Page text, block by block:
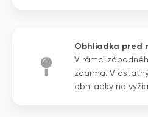
Obhliadka pred
V rámci
zdarma. V
obhliadky na